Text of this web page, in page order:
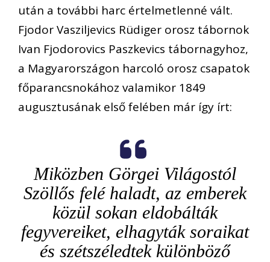
után a további harc értelmetlenné vált.
Fjodor Vasziljevics Rüdiger orosz tábornok
Ivan Fjodorovics Paszkevics tábornagyhoz,
a Magyarországon harcoló orosz csapatok
főparancsnokához valamikor 1849
augusztusának első felében már így írt:
Miközben Görgei Világostól
Szöllős felé haladt, az emberek
közül sokan eldobálták
fegyvereiket, elhagyták soraikat
és szétszéledtek különböző